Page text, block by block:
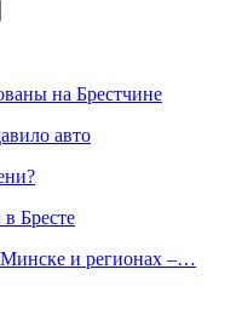
на Брестчине
авто
Бресте
Минске и регионах –…